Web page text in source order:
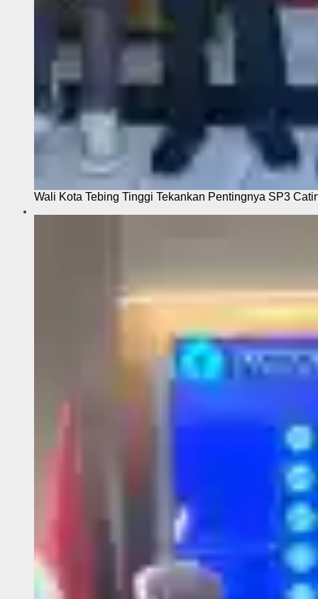
Wali Kota Tebing Tinggi Tekankan Pentingnya SP3